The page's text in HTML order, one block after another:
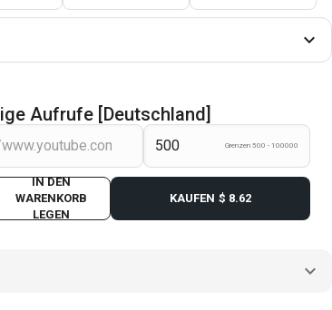
Aufrufe [Deutschland]
Grenzen 500 - 100000
IN DEN
WARENKORB
LEGEN
KAUFEN $ 8.62